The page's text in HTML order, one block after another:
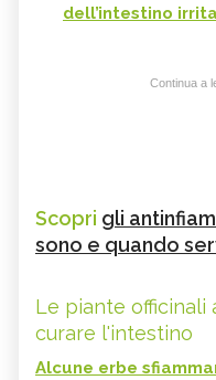
dell’intestino
Continua a
Scopri gli
sono e quando
Le piante officinali
curare l'intestino
Alcune erbe